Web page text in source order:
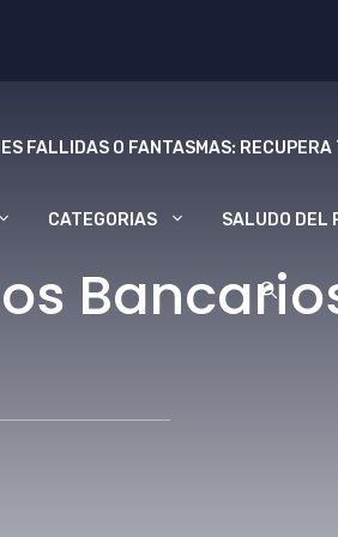
FALLIDAS O FANTASMAS: RECUPERA
CATEGORIAS SALUDO DEL